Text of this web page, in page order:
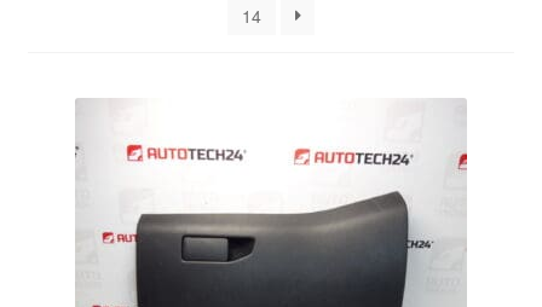
Über uns
Warenkorb
Weltweiter Versand
14